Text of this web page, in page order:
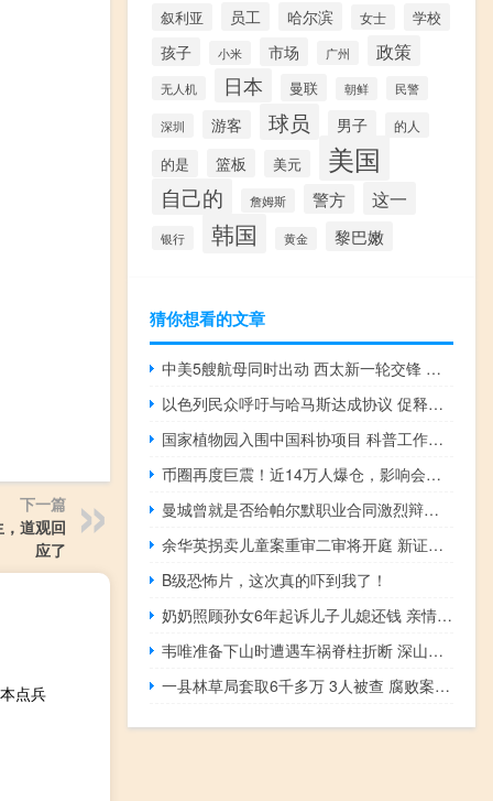
下一篇
道观回
应了
点兵
叙利亚 员工 哈尔滨 女士 学校
孩子 小米 市场 广州 政策
无人机 日本 曼联 朝鲜 民警
深圳 游客 球员 男子 的人
的是 篮板 美元 美国
自己的 詹姆斯 警方 这一
银行 韩国 黄金 黎巴嫩
猜你想看的文章
中美5艘航母同时出动 西太新一轮交锋 双航母合训信号强
以色列民众呼吁与哈马斯达成协议 促释放被扣人员成焦点
国家植物园入围中国科协项目 科普工作再上新台阶
币圈再度巨震！近14万人爆仓，影响会有多大？ 调查引发市场动荡
曼城曾就是否给帕尔默职业合同激烈辩论，没想到球员成长到这地步 昔日小将成英超新星
余华英拐卖儿童案重审二审将开庭 新证据浮现
B级恐怖片，这次真的吓到我了！
奶奶照顾孙女6年起诉儿子儿媳还钱 亲情与义务的界限
韦唯准备下山时遭遇车祸脊柱折断 深山疗养十年归来
一县林草局套取6千多万 3人被查 腐败案牵涉百余名公职人员